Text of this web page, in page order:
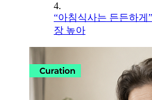
4.
“아침식사는 든든하게
장 높아